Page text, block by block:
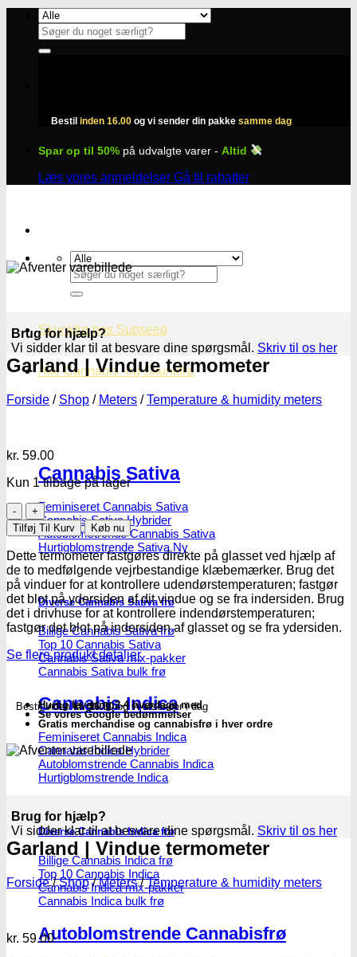
Fortsæt
indhold
Søg
efter:
Bestil inden 16.00 og vi sender din pakke samme dag
Spar op til 50% på udvalgte varer - Altid
Læs vores anmeldelser Gå til rabatter
Søg
efter:
Skunkfrø hos Subseed
Alle Cannabis -og Skunkfrø
Cannabis Sativa
Feminiseret Cannabis Sativa
Cannabis Sativa Hybrider
Autoblomstrende Cannabis Sativa
Hurtigblomstrende Sativa
Diverse Cannabis Sativa frø
Billige Cannabis Sativa frø
Top 10 Cannabis Sativa
Cannabis Sativa mix-pakker
Cannabis Sativa bulk frø
Cannabis Indica
Feminiseret Cannabis Indica
Cannabis Indica Hybrider
Autoblomstrende Cannabis Indica
Hurtigblomstrende Indica
Diverse Cannabis Indica frø
Billige Cannabis Indica frø
Top 10 Cannabis Indica
Cannabis Indica mix-pakker
Cannabis Indica bulk frø
Autoblomstrende Cannabisfrø
Brug for hjælp?
Vi sidder klar til at besvare dine spørgsmål. Skriv til os her
Garland | Vindue termometer
Forside / Shop / Meters / Temperature & humidity meters
kr. 59.00
Kun 1 tilbage på lager
Garland
|
Vindue
termometer
antal
Tilføj Til Kurv Køb nu
Dette termometer fastgøres direkte på glasset ved hjælp af
de to medfølgende vejrbestandige klæbemærker. Brug det
på vinduer for at kontrollere udendørstemperaturen; fastgør
det blot på ydersiden af dit vindue og se fra indersiden. Brug
det i drivhuse for at kontrollere indendørstemperaturen;
fastgør det blot på indersiden af glasset og se fra ydersiden.
Se flere produkt detaljer
Bestil indenkl. 16.00og vi afsender i dag
Hurtig levering 2-4 hverdage med
Se vores Google bedømmelser
Gratis merchandise og cannabisfrø i hver ordre
Brug for hjælp?
Vi sidder klar til at besvare dine spørgsmål. Skriv til os her
Garland | Vindue termometer
Forside / Shop / Meters / Temperature & humidity meters
kr. 59.00